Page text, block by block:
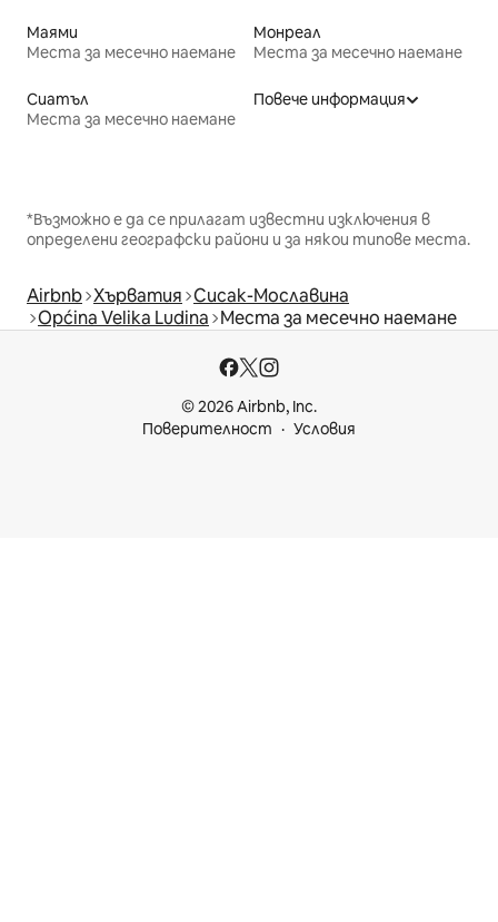
Маями
Места за месечно наемане
Монреал
Места за месечно наемане
Сиатъл
Места за месечно наемане
Повече информация
*Възможно е да се прилагат известни изключения в
определени географски райони и за някои типове места.
Airbnb Хърватия Сисак-Мославина
Općina Velika Ludina Места за месечно наемане
© 2026 Airbnb, Inc.
Поверителност
Условия